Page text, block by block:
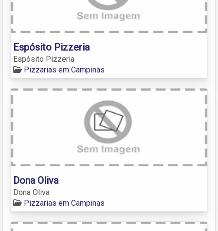
Espósito Pizzeria
Espósito Pizzeria
Pizzarias em Campinas
Dona Oliva
Dona Oliva
Pizzarias em Campinas